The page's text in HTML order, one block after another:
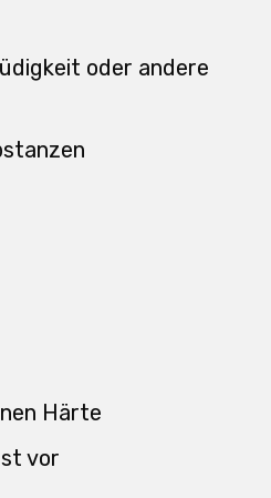
oder andere
Härte
vor